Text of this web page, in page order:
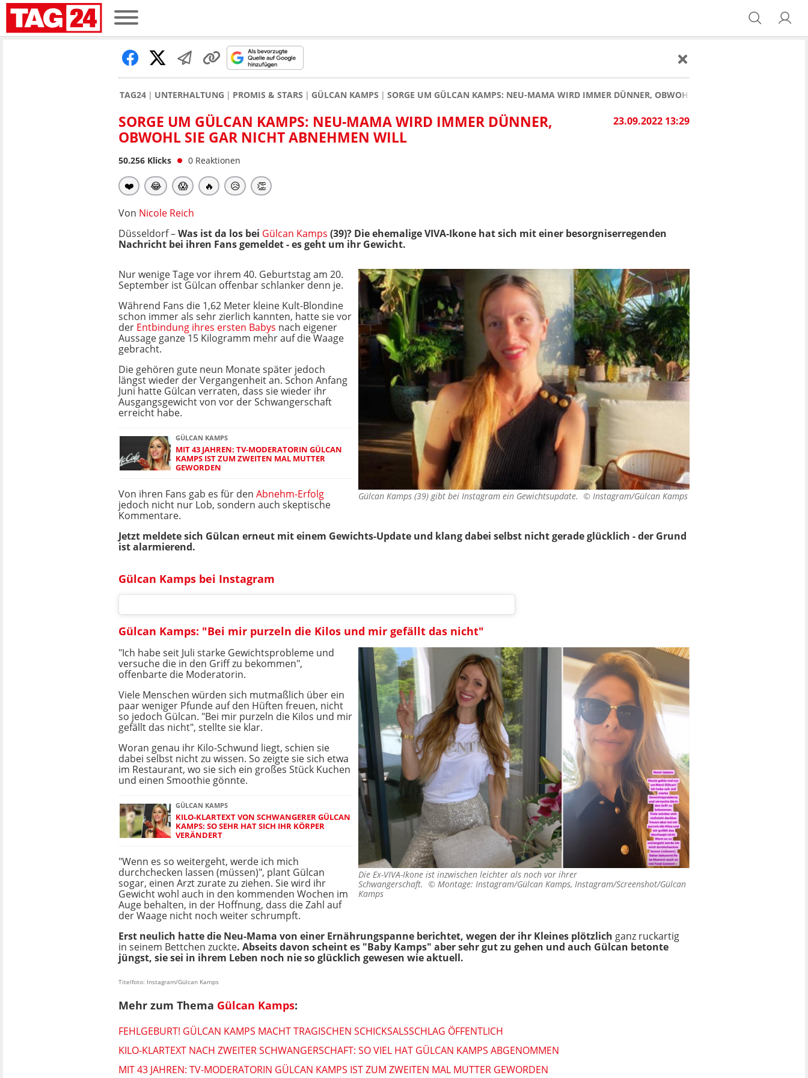
TAG24 UNTERHALTUNG PROMIS & STARS GÜLCAN KAMPS SORGE UM GÜLCAN KAMPS: NEU-MAMA WIRD IMMER DÜNNER, OBWOHL SIE GAR NICHT
23.09.2022 13:29
SORGE UM GÜLCAN KAMPS: NEU-MAMA WIRD IMMER DÜNNER,
OBWOHL SIE GAR NICHT ABNEHMEN WILL
50.256 Klicks 0 Reaktionen
❤️ 😂 😱 🔥 😥 👏
Von Nicole Reich
Düsseldorf –Was ist da los bei Gülcan Kamps (39)? Die ehemalige VIVA-Ikone hat sich mit einer besorgniserregenden
Nachricht bei ihren Fans gemeldet - es geht um ihr Gewicht.
Gülcan Kamps (39) gibt bei Instagram ein Gewichtsupdate. © Instagram/Gülcan Kamps
Nur wenige Tage vor ihrem 40. Geburtstag am 20.
September ist Gülcan offenbar schlanker denn je.
Während Fans die 1,62 Meter kleine Kult-Blondine
schon immer als sehr zierlich kannten, hatte sie vor
der Entbindung ihres ersten Babys nach eigener
Aussage ganze 15 Kilogramm mehr auf die Waage
gebracht.
Die gehören gute neun Monate später jedoch
längst wieder der Vergangenheit an. Schon Anfang
Juni hatte Gülcan verraten, dass sie wieder ihr
Ausgangsgewicht von vor der Schwangerschaft
erreicht habe.
GÜLCAN KAMPS
MIT 43 JAHREN: TV-MODERATORIN GÜLCAN
KAMPS IST ZUM ZWEITEN MAL MUTTER
GEWORDEN
Von ihren Fans gab es für den Abnehm-Erfolg
jedoch nicht nur Lob, sondern auch skeptische
Kommentare.
Jetzt meldete sich Gülcan erneut mit einem Gewichts-Update und klang dabei selbst nicht gerade glücklich - der Grund
ist alarmierend.
Gülcan Kamps bei Instagram
Gülcan Kamps: "Bei mir purzeln die Kilos und mir gefällt das nicht"
Die Ex-VIVA-Ikone ist inzwischen leichter als noch vor ihrer
Schwangerschaft. © Montage: Instagram/Gülcan Kamps, Instagram/Screenshot/Gülcan
Kamps
"Ich habe seit Juli starke Gewichtsprobleme und
versuche die in den Griff zu bekommen",
offenbarte die Moderatorin.
Viele Menschen würden sich mutmaßlich über ein
paar weniger Pfunde auf den Hüften freuen, nicht
so jedoch Gülcan. "Bei mir purzeln die Kilos und mir
gefällt das nicht", stellte sie klar.
Woran genau ihr Kilo-Schwund liegt, schien sie
dabei selbst nicht zu wissen. So zeigte sie sich etwa
im Restaurant, wo sie sich ein großes Stück Kuchen
und einen Smoothie gönnte.
GÜLCAN KAMPS
KILO-KLARTEXT VON SCHWANGERER GÜLCAN
KAMPS: SO SEHR HAT SICH IHR KÖRPER
VERÄNDERT
"Wenn es so weitergeht, werde ich mich
durchchecken lassen (müssen)", plant Gülcan
sogar, einen Arzt zurate zu ziehen. Sie wird ihr
Gewicht wohl auch in den kommenden Wochen im
Auge behalten, in der Hoffnung, dass die Zahl auf
der Waage nicht noch weiter schrumpft.
Erst neulich hatte die Neu-Mama von einer Ernährungspanne berichtet, wegen der ihr Kleines plötzlich ganz ruckartig
in seinem Bettchen zuckte. Abseits davon scheint es "Baby Kamps" aber sehr gut zu gehen und auch Gülcan betonte
jüngst, sie sei in ihrem Leben noch nie so glücklich gewesen wie aktuell.
Titelfoto: Instagram/Gülcan Kamps
Mehr zum Thema Gülcan Kamps:
FEHLGEBURT! GÜLCAN KAMPS MACHT TRAGISCHEN SCHICKSALSSCHLAG ÖFFENTLICH
KILO-KLARTEXT NACH ZWEITER SCHWANGERSCHAFT: SO VIEL HAT GÜLCAN KAMPS ABGENOMMEN
MIT 43 JAHREN: TV-MODERATORIN GÜLCAN KAMPS IST ZUM ZWEITEN MAL MUTTER GEWORDEN